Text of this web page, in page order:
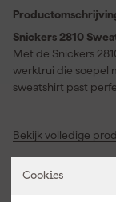
Cookies
Snickers 2810
Met de Snickers
werktrui die soepel
sweatshirt past
nette laag onder je
Dankzij het printed
Bekijk volledige